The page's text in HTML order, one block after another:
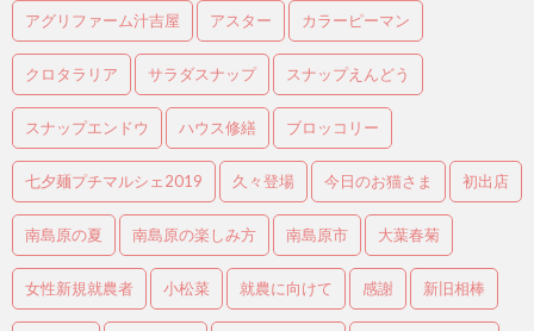
アグリファーム汁吉屋 アスター カラーピーマン
クロタラリア サラダスナップ スナップえんどう
スナップエンドウ ハウス修繕 ブロッコリー
七夕麺プチマルシェ2019 久々登場 今日のお猫さま 初出店
南島原の夏 南島原の楽しみ方 南島原市 大葉春菊
女性新規就農者 小松菜 就農に向けて 感謝 新旧相棒